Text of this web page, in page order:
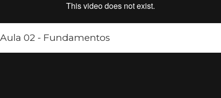
Aula 02 - Fundamentos